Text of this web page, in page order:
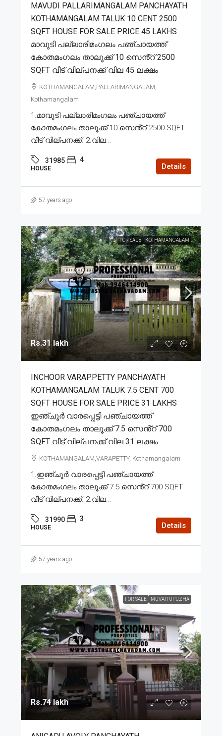
MAVUDI PALLARIMANGALAM PANCHAYATH
KOTHAMANGALAM TALUK 10 CENT 2500
SQFT HOUSE FOR SALE PRICE 45 LAKHS
മാവുടി പല്ലാരിമംഗലം പഞ്ചായത്ത്
കോതമംഗലം താലൂക്ക് 10 സെൻ്റ് 2500
SQFT വീട് വില്പനക്ക് വില 45 ലക്ഷം
KOTHAMANGALAM,PALLARIMANGALAM,
Kothamangalam
1.മാവുടി പല്ലാരിമംഗലം പഞ്ചായത്ത്
കോതമംഗലം താലൂക്ക് 10 സെൻ്റ് 2500 SQFT
വീട് വില്പനക്ക്. 2.വില...
31985 4
HOUSE Details
57 years ago
FOR SALE KOTHAMANGALAM
Rs.31 lakh
INCHOOR VARAPPETTY PANCHAYATH
KOTHAMANGALAM TALUK 7.5 CENT 700
SQFT HOUSE FOR SALE PRICE 31 LAKHS
ഇഞ്ചൂർ വാരപ്പെട്ടി പഞ്ചായത്ത്
കോതമംഗലം താലൂക്ക് 7.5 സെൻ്റ് 700
SQFT വീട് വില്പനക്ക് വില 31 ലക്ഷം
KOTHAMANGALAM,VARAPETTY, Kothamangalam
1.ഇഞ്ചൂർ വാരപ്പെട്ടി പഞ്ചായത്ത്
കോതമംഗലം താലൂക്ക് 7.5 സെൻ്റ് 700 SQFT
വീട് വില്പനക്ക്. 2.വില...
31990 3
HOUSE Details
57 years ago
FOR SALE MUVATTUPUZHA
Rs.74 lakh